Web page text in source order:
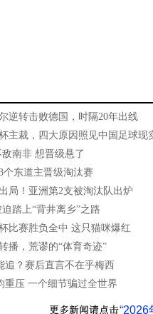
逆转击败德国，时隔20年出线
主裁，四大原因照见中国足球现
南非 想晋级悬了
个东道主晋级淘汰赛
局！亚洲第2支被淘汰队出炉
踏上“背井离乡”之路
比赛胜负全中 这只猫咪爆红
播，荒谬的“体育奇迹”
追？赛后直言不在乎梅西
重压 一个细节骗过全世界
“2026